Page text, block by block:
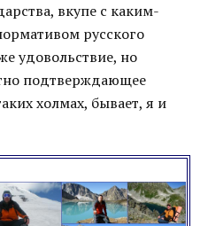
вкупе с каким-
русского
удовольствие, но
подтверждающее
холмах, бывает, я и